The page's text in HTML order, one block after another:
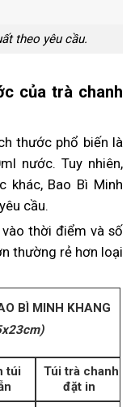
theo yêu cầu.
của trà chanh
thước phổ biến là
nước. Tuy nhiên,
khác, Bao Bì Minh
cầu.
thời điểm và số
thường rẻ hơn loại
BÌ MINH KHANG
túi
Túi trà chanh
đặt in